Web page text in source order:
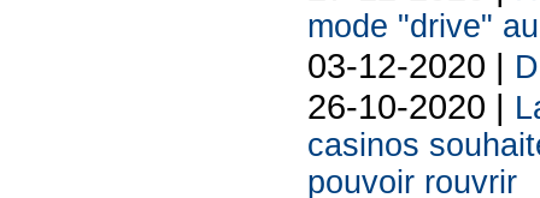
mode "drive"
03-12-2020 |
26-10-2020 |
casinos
pouvoir rouvrir